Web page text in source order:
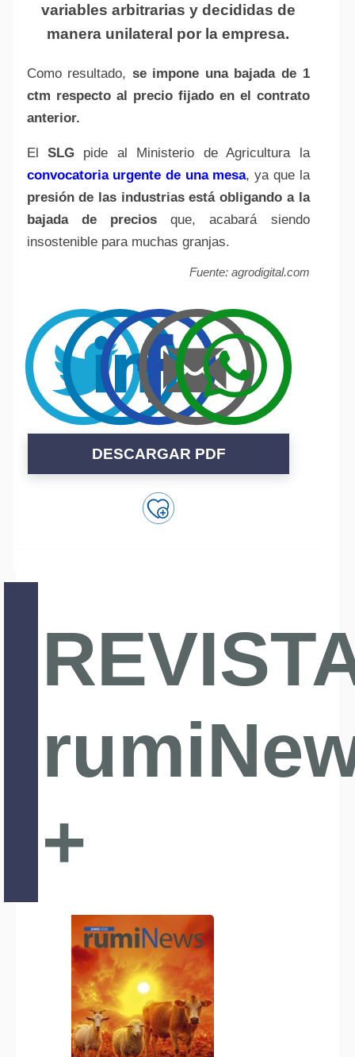
variables arbitrarias y decididas de
manera unilateral por la empresa.
Como resultado, se impone una bajada de 1
ctm respecto al precio fijado en el contrato
anterior.
El SLGpide al Ministerio de Agricultura la
convocatoria urgente de una mesa, ya que la
presión de las industrias está obligando a la
bajada de preciosque, acabará siendo
insostenible para muchas granjas.
Fuente: agrodigital.com
DESCARGAR PDF
+